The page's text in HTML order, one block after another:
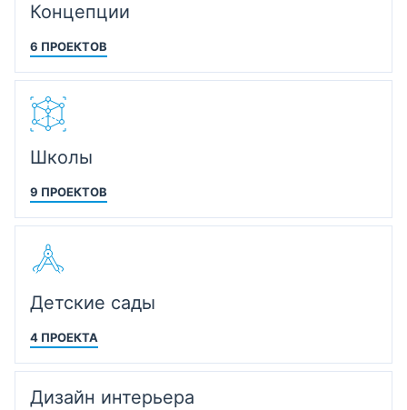
Концепции
6 ПРОЕКТОВ
Школы
9 ПРОЕКТОВ
Детские сады
4 ПРОЕКТА
Дизайн интерьера